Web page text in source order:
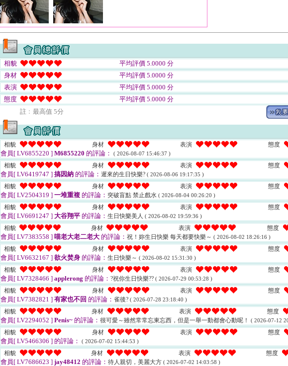
相貌
平均評價 5.0000 分
身材
平均評價 5.0000 分
表演
平均評價 5.0000 分
態度
平均評價 5.0000 分
註﹕最高值 5分
相貌 身材 表演 態度
會員[ LV6855220 ] M6855220 的評論： ( 2026-08-07 15:46:37 )
相貌 身材 表演 態度
會員[ LV6419747 ] 搞因納 的評論： 遲來的生日快樂? ( 2026-08-06 19:17:35 )
相貌 身材 表演 態度
會員[ LV2504319 ] 一堆重複 的評論： 突破盲點 禁止戲水 ( 2026-08-04 00:26:20 )
相貌 身材 表演 態度
會員[ LV6691247 ] 大谷翔平 的評論： 生日快樂美人 ( 2026-08-02 19:59:36 )
相貌 身材 表演 態度
會員[ LV7383558 ] 喵老大老二老大 的評論： 祝！妳生日快樂 每天都要快樂～ ( 2026-08-02 18:26:16 )
相貌 身材 表演 態度
會員[ LV6632167 ] 欲火焚身 的評論： 生日快樂～ ( 2026-08-02 15:31:30 )
相貌 身材 表演 態度
會員[ LV7328466 ] applerong 的評論： ?祝你生日快樂?? ( 2026-07-29 00:53:28 )
相貌 身材 表演 態度
會員[ LV7382821 ] 有家也不回 的評論： 雀後? ( 2026-07-28 23:18:40 )
相貌 身材 表演 態度
會員[ LV2294052 ] Penis~ 的評論： 很可愛～雖然常常忘東忘西，但是一舉一動都會心動呢！ ( 2026-07-12
相貌 身材 表演 態度
會員[ LV5466306 ] 的評論： ( 2026-07-02 15:44:53 )
相貌 身材 表演 態度
會員[ LV7686623 ] jay48412 的評論： 待人親切，美麗大方 ( 2026-07-02 14:03:58 )